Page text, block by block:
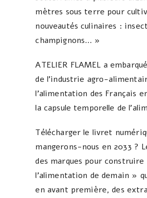
mètres sous terre pour
nouveautés culinaires :
champignons… »
ATELIER FLAMEL a
de l’industrie agro-
l’alimentation des Français
la capsule temporelle de
Télécharger le livret
mangerons-nous en 2033 ?
des marques pour construire
l’alimentation de demain »
en avant première, des